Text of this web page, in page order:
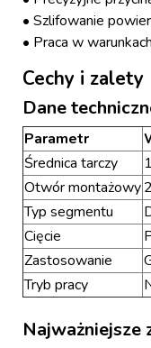
• Szlifowanie
• Praca w
Cechy i zalety
Dane
Parametr
Średnica tarczy
Otwór montażowy
Typ segmentu
Cięcie
Zastosowanie
Tryb pracy
Najważniejsze